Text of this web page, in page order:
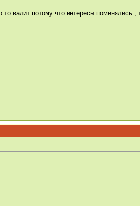
валит потому что интересы поменялись ,